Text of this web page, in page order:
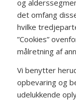
og
det omfang
hvilke
”Cookies”
målretning af
Vi benytter
opbevaring og
udelukkende